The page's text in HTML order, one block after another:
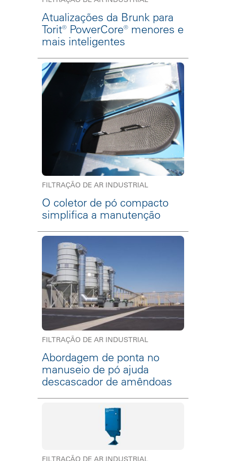
Atualizações da Brunk para
Torit® PowerCore® menores e
mais inteligentes
FILTRAÇÃO DE AR INDUSTRIAL
O coletor de pó compacto
simplifica a manutenção
FILTRAÇÃO DE AR INDUSTRIAL
Abordagem de ponta no
manuseio de pó ajuda
descascador de amêndoas
FILTRAÇÃO DE AR INDUSTRIAL